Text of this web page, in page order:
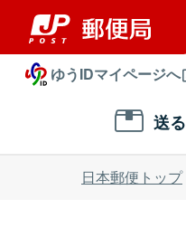
ゆうIDマイページへ
送る
日本郵便トップ